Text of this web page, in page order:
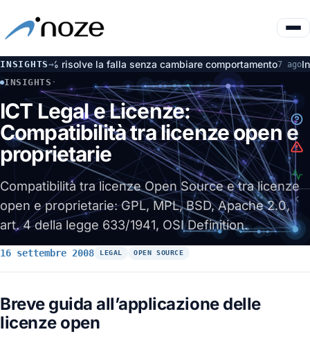
INSIGHTS→
risolve la falla senza cambiare comportamento7 agoIncidente
INSIGHTS ·
ICT LEGAL E LICENZE: COMPATIBILITÀ TRA LICENZE OPEN
ICT Legal e Licenze:
Compatibilità tra licenze open e
proprietarie
Compatibilità tra licenze Open Source e tra licenze
open e proprietarie: GPL, MPL, BSD, Apache 2.0,
art. 4 della legge 633/1941, OSI Definition.
16 settembre 2008 LEGAL OPEN SOURCE
Breve guida all’applicazione delle
licenze open